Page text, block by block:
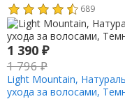
689
1 390 ₽
1 796₽
Light Mountain,
ухода за волосами,